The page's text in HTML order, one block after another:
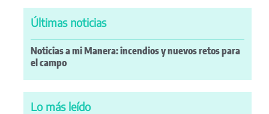
Últimas noticias
Noticias a mi Manera: incendios y nuevos retos para
el campo
Lo más leído